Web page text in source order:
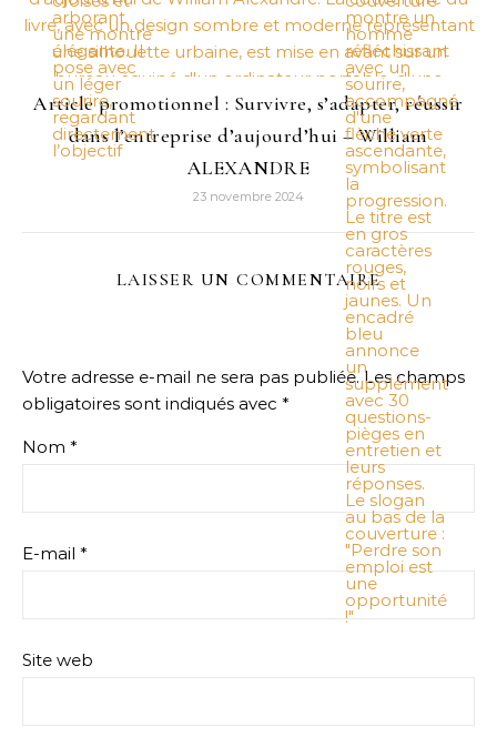
Article promotionnel : Survivre, s’adapter, réussir
dans l’entreprise d’aujourd’hui – William
ALEXANDRE
23 novembre 2024
LAISSER UN COMMENTAIRE
Votre adresse e-mail ne sera pas publiée. Les champs
obligatoires sont indiqués avec *
Nom *
E-mail *
Site web